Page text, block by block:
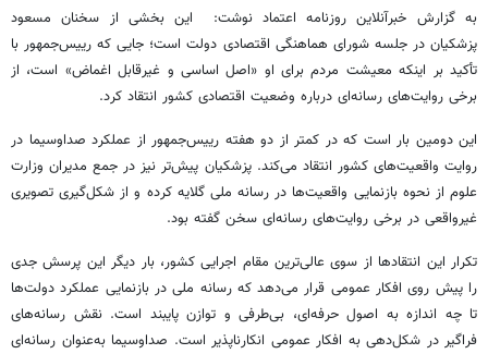
به گزارش خبرآنلاین روزنامه اعتماد نوشت: این بخشی از سخنان مسعود
پزشکیان در جلسه شورای هماهنگی اقتصادی دولت است؛ جایی که رییس‌جمهور با
تأکید بر اینکه معیشت مردم برای او «اصل اساسی و غیرقابل اغماض» است، از
برخی روایت‌های رسانه‌ای درباره وضعیت اقتصادی کشور انتقاد کرد.
این دومین بار است که در کمتر از دو هفته رییس‌جمهور از عملکرد صداوسیما در
روایت واقعیت‌های کشور انتقاد می‌کند. پزشکیان پیش‌تر نیز در جمع مدیران وزارت
علوم از نحوه بازنمایی واقعیت‌ها در رسانه ملی گلایه کرده و از شکل‌گیری تصویری
غیرواقعی در برخی روایت‌های رسانه‌ای سخن گفته بود.
تکرار این انتقادها از سوی عالی‌ترین مقام اجرایی کشور، بار دیگر این پرسش جدی
را پیش روی افکار عمومی قرار می‌دهد که رسانه ملی در بازنمایی عملکرد دولت‌ها
تا چه اندازه به اصول حرفه‌ای، بی‌طرفی و توازن پایبند است. نقش رسانه‌های
فراگیر در شکل‌دهی به افکار عمومی انکارناپذیر است. صداوسیما به‌عنوان رسانه‌ای